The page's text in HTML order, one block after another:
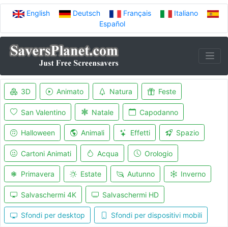
English Deutsch Français
Italiano
Español
3D Animato Natura Feste
San Valentino Natale Capodanno
Halloween Animali Effetti Spazio
Cartoni Animati Acqua Orologio
Primavera Estate Autunno Inverno
Salvaschermi 4K Salvaschermi HD
Sfondi per desktop Sfondi per dispositivi mobili